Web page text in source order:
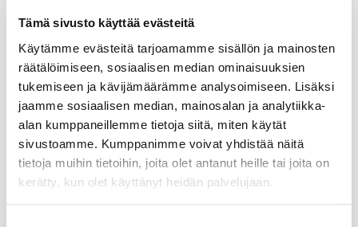
Tämä sivusto käyttää evästeitä
Käytämme evästeitä tarjoamamme sisällön ja mainosten
räätälöimiseen, sosiaalisen median ominaisuuksien
tukemiseen ja kävijämäärämme analysoimiseen. Lisäksi
jaamme sosiaalisen median, mainosalan ja analytiikka-
alan kumppaneillemme tietoja siitä, miten käytät
sivustoamme. Kumppanimme voivat yhdistää näitä
tietoja muihin tietoihin, joita olet antanut heille tai joita on
kerätty, kun olet käyttänyt heidän palvelujaan.